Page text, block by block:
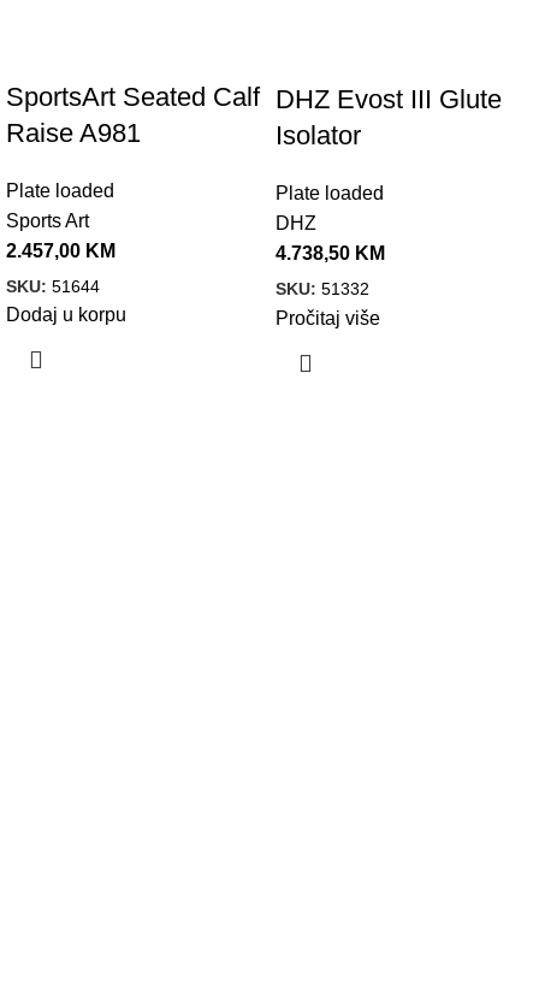
SportsArt Seated Calf
Raise A981
Plate loaded
Sports Art
2.457,00 KM
SKU: 51644
Dodaj u korpu
DHZ Evost III Glute
Isolator
Plate loaded
DHZ
4.738,50 KM
SKU: 51332
Pročitaj više